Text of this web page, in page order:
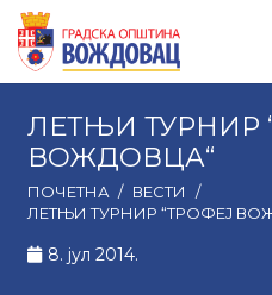
ЛЕТЊИ ТУРНИР
ВОЖДОВЦА“
ПОЧЕТНА / ВЕСТИ
/
ЛЕТЊИ ТУРНИР “ТРОФЕЈ
8. јул 2014.